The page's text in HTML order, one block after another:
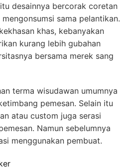
desainnya bercorak coretan
sama pelantikan.
khas, kebanyakan
kurang lebih gubahan
bersama merek sang
terma wisudawan umumnya
pemesan. Selain itu
atau custom juga serasi
Namun sebelumnya
menggunakan pembuat.